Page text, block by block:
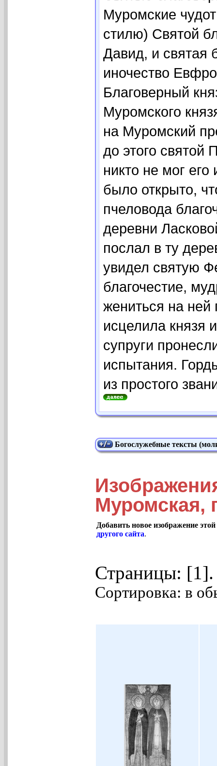
Муромские
стилю) Святой
Давид, и святая
иночество
Благоверный
Муромского
на Муромский
до этого святой
никто не мог
было открыто,
пчеловода
деревни
послал в ту
увидел святую
благочестие,
жениться на
исцелила князя
супруги
испытания.
из простого
Богослужебные тексты
Муромская,
Добавить новое изображение
другого сайта.
Страницы:
Сортировка: в